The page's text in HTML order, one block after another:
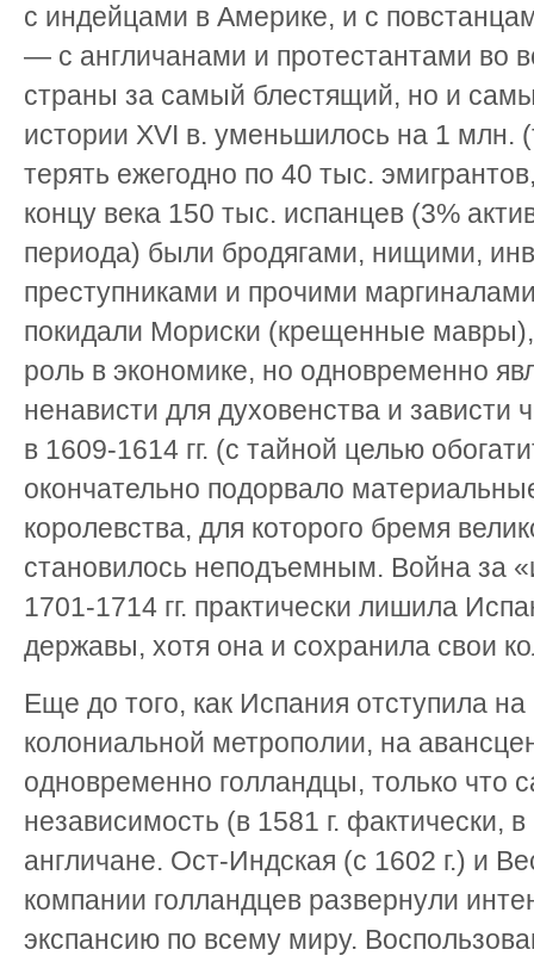
с индейцами в Америке, и с
— с англичанами и протестантами во
страны за самый блестящий, но и
истории XVI в. уменьшилось на 1 млн.
терять ежегодно по 40 тыс.
концу века 150 тыс. испанцев (3%
периода) были бродягами, нищими,
преступниками и прочими
покидали Мориски (крещенные
роль в экономике, но одновременно
ненависти для духовенства и зависти
в 1609-1614 гг. (с тайной целью
окончательно подорвало
королевства, для которого бремя
становилось неподъемным. Война за
1701-1714 гг. практически лишила
державы, хотя она и сохранила свои
Еще до того, как Испания отступила
колониальной метрополии, на
одновременно голландцы, только что
независимость (в 1581 г. фактически,
англичане. Ост-Индская (с 1602 г.) и
компании голландцев развернули
экспансию по всему миру.